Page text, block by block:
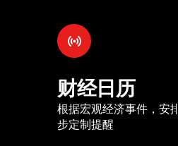
财经日历
根据宏观经济事件，安
步定制提醒